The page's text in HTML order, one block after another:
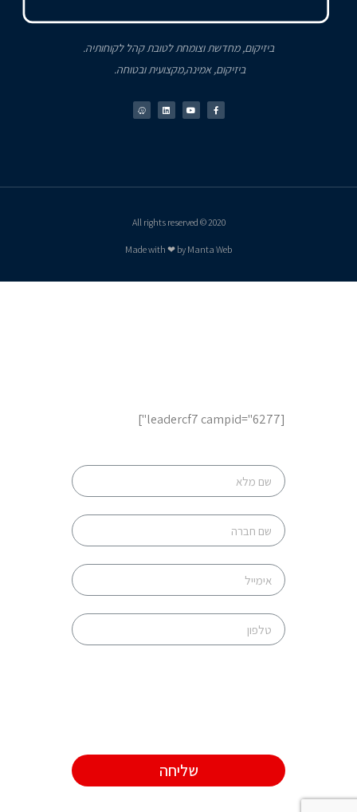
ביזיקום, מחדשת וצומחת לטובת קהל לקוחותיה.
ביזיקום, אמינה,מקצועית ובטוחה.
2020 © All rights reserved
Made with ❤ by Manta Web
[leadercf7 campid="6277"]
שליחה